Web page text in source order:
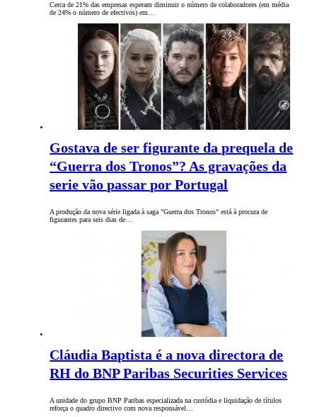
Cerca de 21% das empresas esperam diminuir o número de colaboradores (em média
de 24% o número de efectivos) em…
Gostava de ser figurante da prequela de
“Guerra dos Tronos”? As gravações da
serie vão passar por Portugal
A produção da nova série ligada à saga "Guerra dos Tronos" está à procura de
figurantes para seis dias de…
Cláudia Baptista é a nova directora de
RH do BNP Paribas Securities Services
A unidade do grupo BNP Paribas especializada na custódia e liquidação de títulos
reforça o quadro directivo com nova responsável…